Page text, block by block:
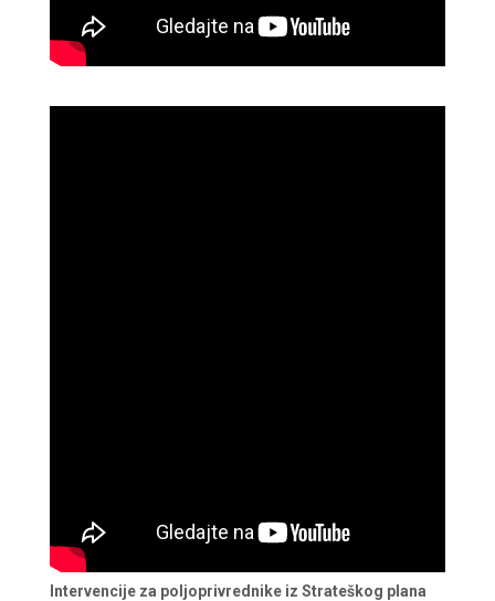
Intervencije za poljoprivrednike iz Strateškog plana